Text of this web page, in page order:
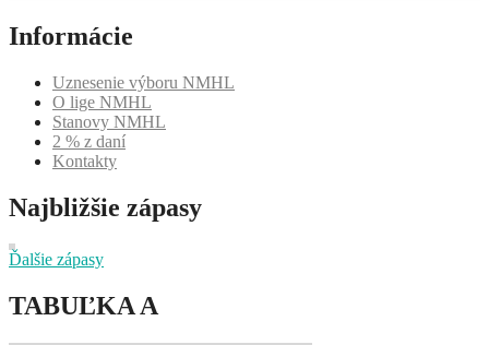
Informácie
Uznesenie výboru NMHL
O lige NMHL
Stanovy NMHL
2 % z daní
Kontakty
Najbližšie zápasy
Ďalšie zápasy
TABUĽKA A